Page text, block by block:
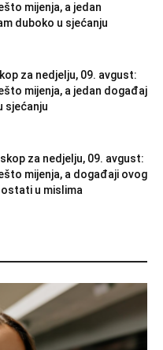
mijenja, a jedan
duboko u sjećanju
za nedjelju, 09. avgust:
mijenja, a jedan događaj
sjećanju
za nedjelju, 09. avgust:
mijenja, a događaji ovog
u mislima